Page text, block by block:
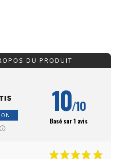
DU PRODUIT
10/10
Basé sur 1 avis